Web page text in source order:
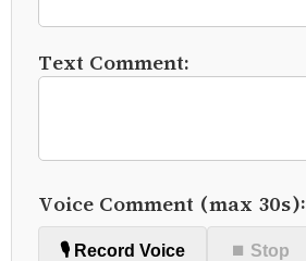
Text Comment:
Voice Comment (max 30s):
🎙️ Record Voice ⏹ Stop